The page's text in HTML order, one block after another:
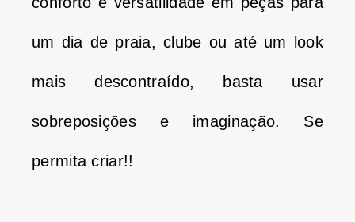
um dia de praia, clube ou até um look
mais descontraído, basta usar
sobreposições e imaginação. Se
permita criar!!